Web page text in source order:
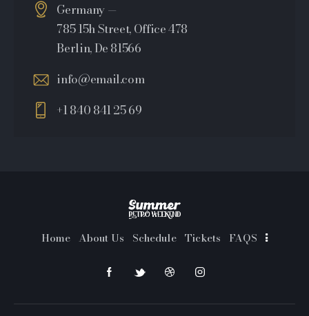
Germany —
785 15h Street, Office 478
Berlin, De 81566
info@email.com
+1 840 841 25 69
Home About Us Schedule Tickets FAQS